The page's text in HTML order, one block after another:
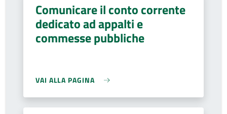
Comunicare il conto corrente
dedicato ad appalti e
commesse pubbliche
VAI ALLA PAGINA